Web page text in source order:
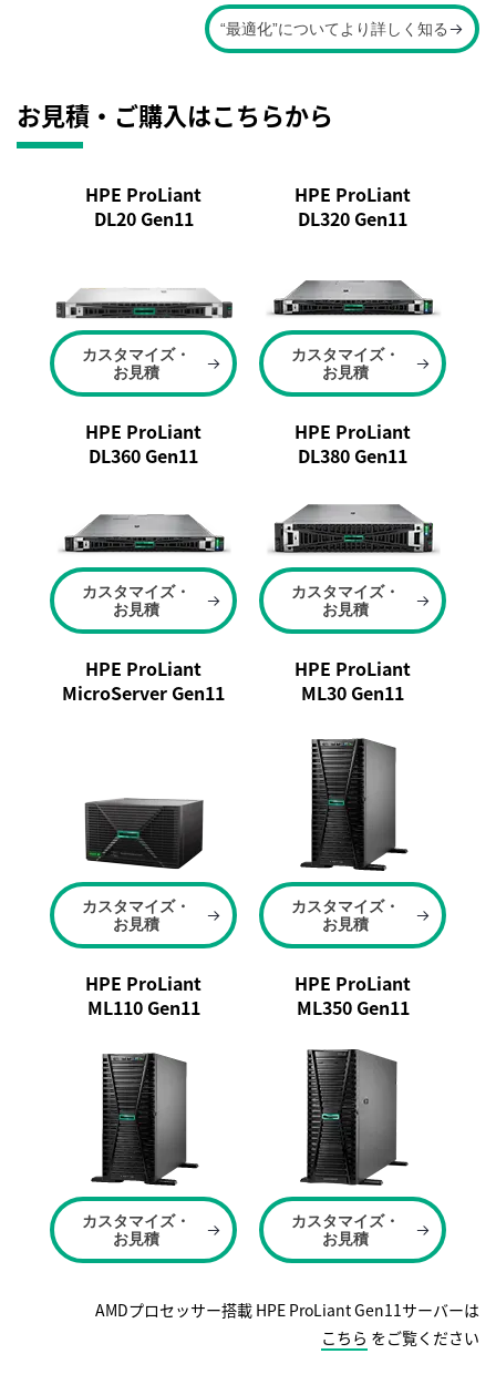
“最適化”についてより詳しく知る
お見積・ご購入はこちらから
HPE ProLiant
DL20 Gen11
カスタマイズ・
お見積
HPE ProLiant
DL320 Gen11
カスタマイズ・
お見積
HPE ProLiant
DL360 Gen11
カスタマイズ・
お見積
HPE ProLiant
DL380 Gen11
カスタマイズ・
お見積
HPE ProLiant
MicroServer Gen11
カスタマイズ・
お見積
HPE ProLiant
ML30 Gen11
カスタマイズ・
お見積
HPE ProLiant
ML110 Gen11
カスタマイズ・
お見積
HPE ProLiant
ML350 Gen11
カスタマイズ・
お見積
AMDプロセッサー搭載 HPE ProLiant Gen11サーバーは
こちら をご覧ください